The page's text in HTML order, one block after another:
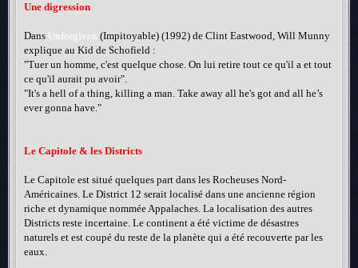
Une digression
Dans Unforgiven (Impitoyable) (1992) de Clint Eastwood, Will Munny
explique au Kid de Schofield :
"Tuer un homme, c'est quelque chose. On lui retire tout ce qu'il a et tout
ce qu'il aurait pu avoir".
"It's a hell of a thing, killing a man. Take away all he's got and all he’s
ever gonna have."
Le Capitole & les Districts
Le Capitole est situé quelques part dans les Rocheuses Nord-
Américaines. Le District 12 serait localisé dans une ancienne région
riche et dynamique nommée Appalaches. La localisation des autres
Districts reste incertaine. Le continent a été victime de désastres
naturels et est coupé du reste de la planète qui a été recouverte par les
eaux.